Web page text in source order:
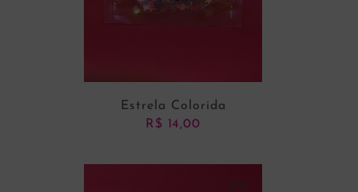
Estrela Colorida
R$ 14,00